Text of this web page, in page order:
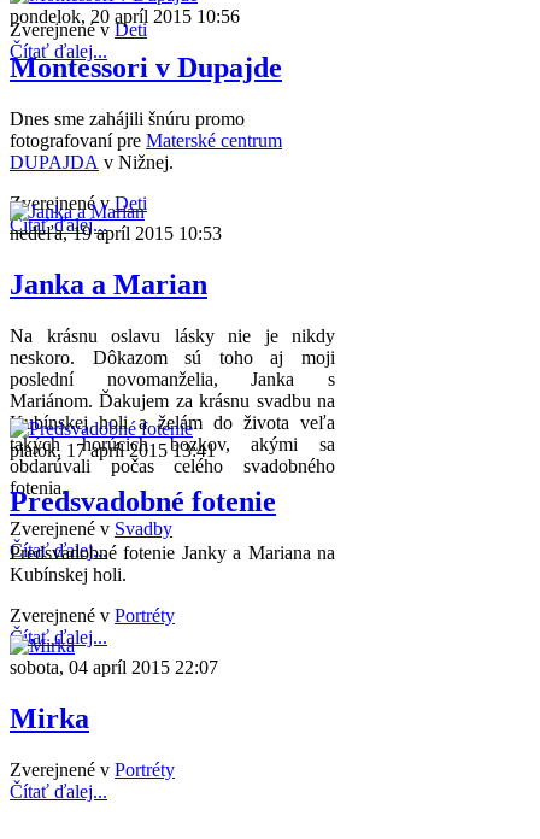
Zverejnené v Deti
Čítať ďalej...
pondelok, 20 apríl 2015 10:56
Montessori v Dupajde
Dnes sme zahájili šnúru promo
fotografovaní pre Materské centrum
DUPAJDA v Nižnej.
Zverejnené v Deti
Čítať ďalej...
nedeľa, 19 apríl 2015 10:53
Janka a Marian
Na krásnu oslavu lásky nie je nikdy
neskoro. Dôkazom sú toho aj moji
poslední novomanželia, Janka s
Mariánom. Ďakujem za krásnu svadbu na
Kubínskej holi a želám do života veľa
takých horúcich bozkov, akými sa
obdarúvali počas celého svadobného
fotenia.
Zverejnené v Svadby
Čítať ďalej...
piatok, 17 apríl 2015 13:41
Predsvadobné fotenie
Predsvadobné fotenie Janky a Mariana na
Kubínskej holi.
Zverejnené v Portréty
Čítať ďalej...
sobota, 04 apríl 2015 22:07
Mirka
Zverejnené v Portréty
Čítať ďalej...